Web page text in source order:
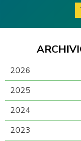
2026
2025
2024
2023